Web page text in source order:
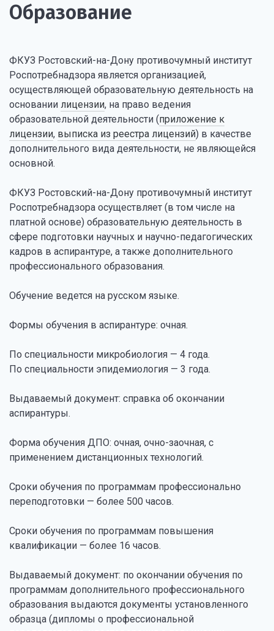
Образование
ФКУЗ Ростовский-на-Дону противочумный институт
Роспотребнадзора является организацией,
осуществляющей образовательную деятельность на
основании лицензии, на право ведения
образовательной деятельности (приложение к
лицензии, выписка из реестра лицензий) в качестве
дополнительного вида деятельности, не являющейся
основной.
ФКУЗ Ростовский-на-Дону противочумный институт
Роспотребнадзора осуществляет (в том числе на
платной основе) образовательную деятельность в
сфере подготовки научных и научно-педагогических
кадров в аспирантуре, а также дополнительного
профессионального образования.
Обучение ведется на русском языке.
Формы обучения в аспирантуре: очная.
По специальности микробиология — 4 года.
По специальности эпидемиология — 3 года.
Выдаваемый документ: справка об окончании
аспирантуры.
Форма обучения ДПО: очная, очно-заочная, с
применением дистанционных технологий.
Сроки обучения по программам профессионально
переподготовки — более 500 часов.
Сроки обучения по программам повышения
квалификации — более 16 часов.
Выдаваемый документ: по окончании обучения по
программам дополнительного профессионального
образования выдаются документы установленного
образца (дипломы о профессиональной